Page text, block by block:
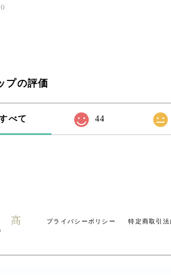
プの評価
べて 44
プライバシーポリシー 特定商取引法